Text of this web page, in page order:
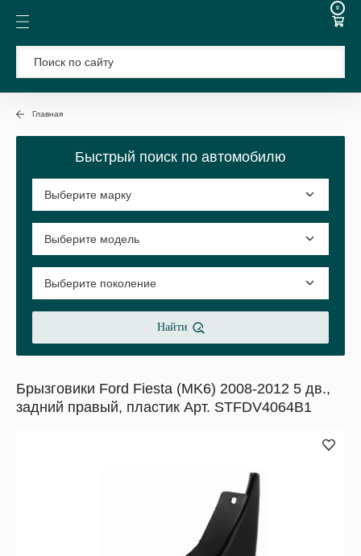
0
Главная
Быстрый поиск по автомобилю
Найти
Брызговики Ford Fiesta (MK6) 2008-2012 5 дв.,
задний правый, пластик Арт. STFDV4064B1